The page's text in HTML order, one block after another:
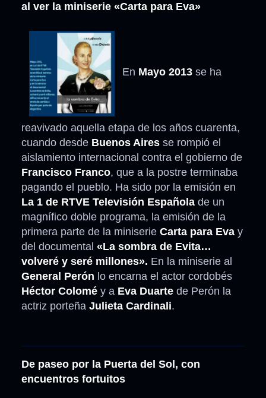
al ver la miniserie «Carta para Eva»
En Mayo 2013 se ha
reavivado aquella etapa de los años cuarenta,
cuando desde Buenos Aires se rompió el
aislamiento internacional contra el gobierno de
Francisco Franco, que a la postre terminaba
pagando el pueblo. Ha sido por la emisión en
La 1 de RTVE Televisión Española de un
magnífico doble programa, la emisión de la
primera parte de la miniserie Carta para Eva y
del documental «La sombra de Evita…
volveré y seré millones». En la miniserie al
General Perón lo encarna el actor cordobés
Héctor Colomé y a Eva Duarte de Perón la
actriz porteña Julieta Cardinali.
De paseo por la Puerta del Sol, con
encuentros fortuitos